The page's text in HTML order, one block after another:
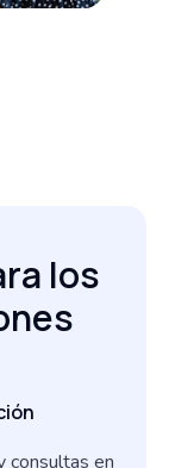
los
consultas en